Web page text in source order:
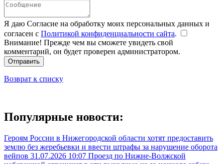
Я даю Согласие на обработку моих персональных данных и
согласен с Политикой конфиденциальности сайта.
Внимание! Прежде чем вы сможете увидеть свой
комментарий, он будет проверен администратором.
Отправить
Возврат к списку
Популярные новости:
Героям России в Нижегородской области хотят предоставить
землю без жеребьевки и ввести штрафы за нарушение оборота
вейпов 31.07.2026 10:07 Проезд по Нижне-Волжской